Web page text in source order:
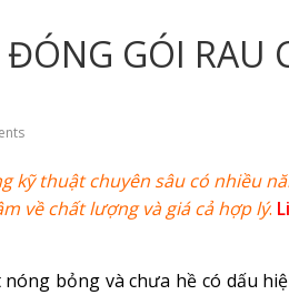
GÓI RAU
kỹ thuật chuyên sâu có nhiều
về chất lượng và giá cả hợp lý.
bỏng và chưa hề có dấu